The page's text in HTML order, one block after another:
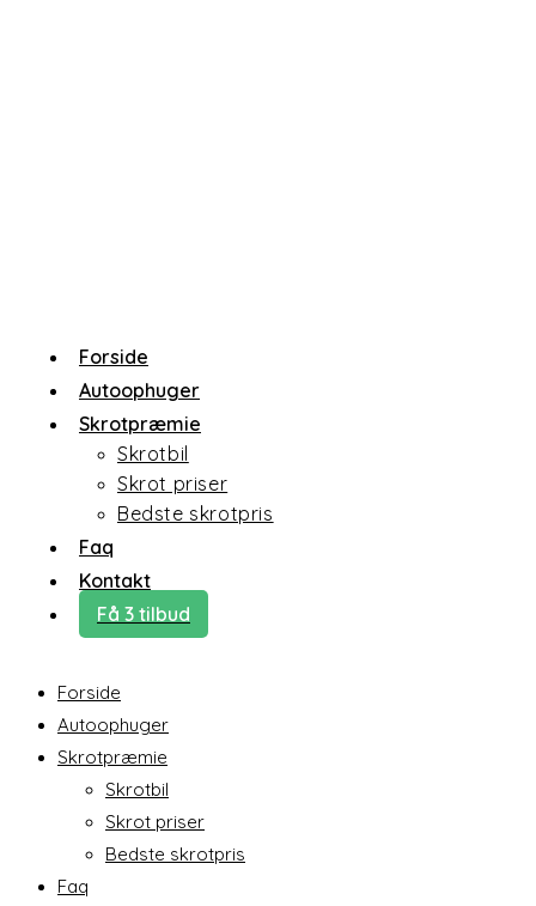
Forside
Autoophuger
Skrotpræmie
Skrotbil
Skrot priser
Bedste skrotpris
Faq
Kontakt
Få 3 tilbud
Forside
Autoophuger
Skrotpræmie
Skrotbil
Skrot priser
Bedste skrotpris
Faq